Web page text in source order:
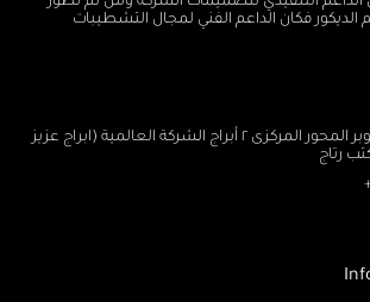
فكان الداعم الفني لمجال التشطيبات
السادس من اكتوبر المحور المركزى ٢ أبراج الشركة العالمية (ابراج عزيز